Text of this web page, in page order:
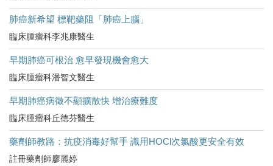
肺癌新希望 標靶藥阻「肺癌上腦」
臨床腫瘤科李兆康醫生
早期肺癌可根治 愈早發現機會愈大
臨床腫瘤科潘智文醫生
早期肺癌病徵不顯擴散快 增治療難度
臨床腫瘤科丘德芬醫生
藥劑師教路：抗疫消毒好幫手 識用HOCl次氯酸更安全有效
註冊藥劑師廖麗婷